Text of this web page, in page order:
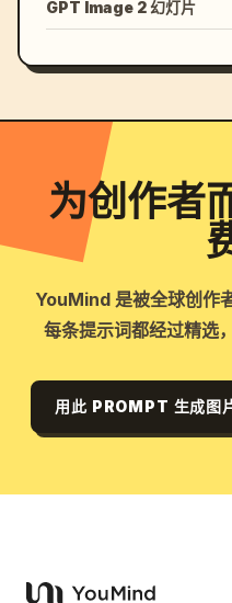
GPT Image 2 幻灯片
为创作者
YouMind 是被全球创作
每条提示词都经过精选
用此 PROMPT 生成图